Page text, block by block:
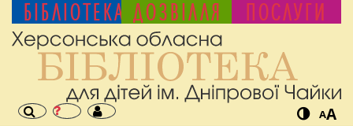
БІБЛІОТЕКА ДОЗВІЛЛЯ ПОСЛУГИ
AA